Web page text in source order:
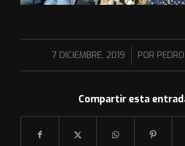
7 DICIEMBRE, 2019
/ POR
Compartir esta